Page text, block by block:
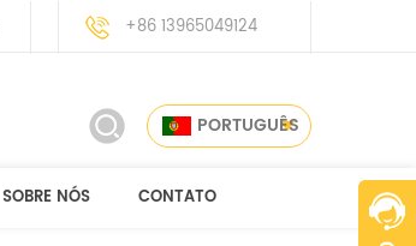
+86 13965049124
PORTUGUÊS
SOBRE NÓS CONTATO